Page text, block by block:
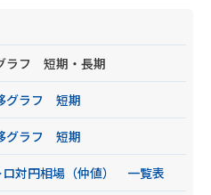
ラフ 短期・長期
グラフ 短期
グラフ 短期
対円相場（仲値） 一覧表